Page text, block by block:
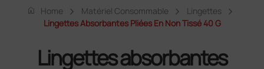
home Home Matériel Consommable
Lingettes
Lingettes Absorbantes Pliées En Non Tissé 40 G
Lingettes absorbantes